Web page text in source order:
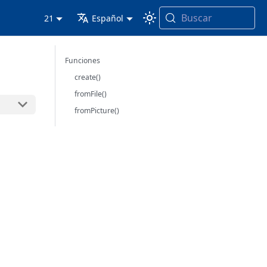
21 Español Buscar
Funciones
create()
fromFile()
fromPicture()